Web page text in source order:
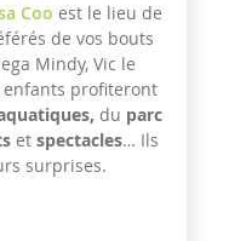
Coo est le lieu de
de vos bouts
Mindy, Vic le
enfants profiteront
du parc
et spectacles… Ils
surprises.